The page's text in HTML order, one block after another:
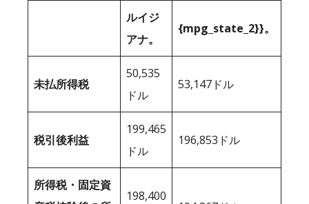
ルイジ
アナ。
{mpg_state_2}}。
未払所得税
50,535
ドル
53,147ドル
税引後利益
199,465
ドル
196,853ドル
所得税・固定資
198,400